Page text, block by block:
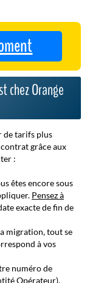
chez Orange
de tarifs plus
grâce aux
:
êtes encore sous
Pensez à
exacte de fin de
migration, tout se
à vos
numéro de
Opérateur).